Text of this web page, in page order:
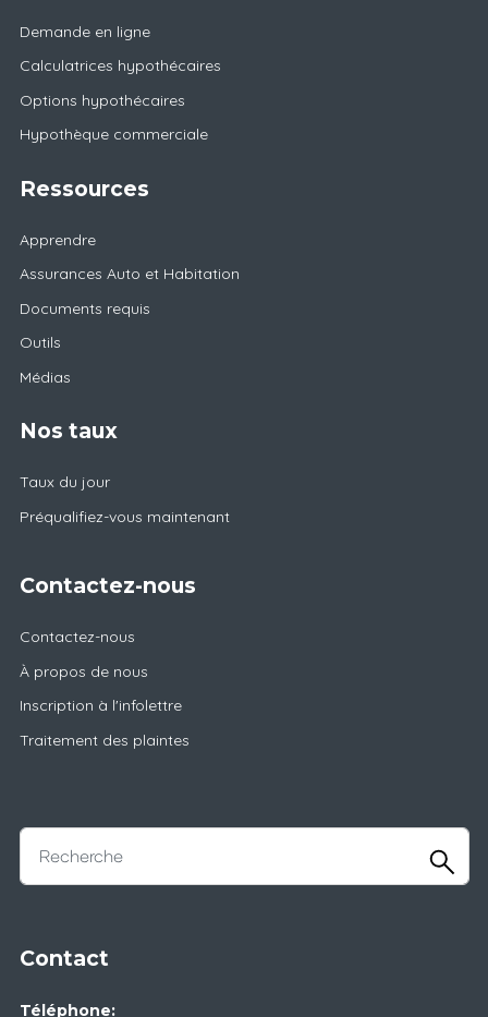
Demande en ligne
Calculatrices hypothécaires
Options hypothécaires
Hypothèque commerciale
Ressources
Apprendre
Assurances Auto et Habitation
Documents requis
Outils
Médias
Nos taux
Taux du jour
Préqualifiez-vous maintenant
Contactez-nous
Contactez-nous
À propos de nous
Inscription à l'infolettre
Traitement des plaintes
Contact
Téléphone: